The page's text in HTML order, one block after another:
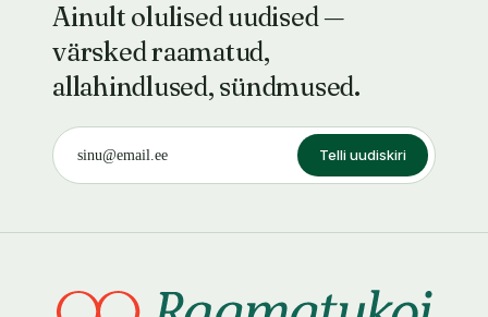
Ainult olulised uudised —
värsked raamatud,
allahindlused, sündmused.
Telli uudiskiri